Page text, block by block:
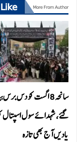
More From Author
سانحہ 8 اگست کو دس
گئے، شہدائے سول اسپتال
یادیں آج بھی تازہ